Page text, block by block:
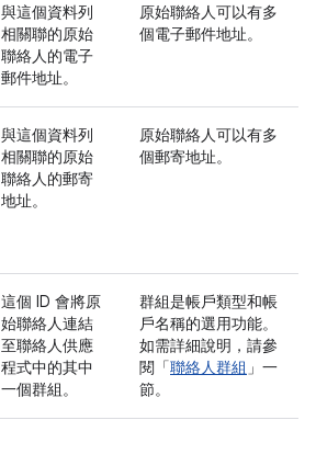
與這個資料列
相關聯的原始
聯絡人的電子
郵件地址。
原始聯絡人可以有多
個電子郵件地址。
與這個資料列
相關聯的原始
聯絡人的郵寄
地址。
原始聯絡人可以有多
個郵寄地址。
這個 ID 會將原
始聯絡人連結
至聯絡人供應
程式中的其中
一個群組。
群組是帳戶類型和帳
戶名稱的選用功能。
如需詳細說明，請參
閱「聯絡人群組 」一
節。